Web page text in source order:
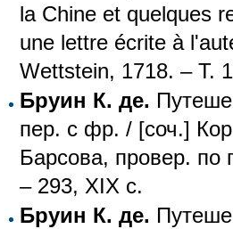
la Chine et quelques
une lettre écrite à
Wettstein, 1718. – Т.
Бруин К. де.
пер. с фр. / [соч.]
Барсова, провер.
– 293, XIX с.
Бруин К. де.